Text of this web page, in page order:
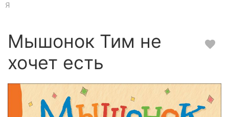
Я
Мышонок Тим не
хочет есть